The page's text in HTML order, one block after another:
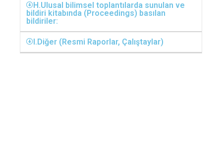
H.Ulusal bilimsel toplantılarda sunulan ve
bildiri kitabında (Proceedings) basılan
bildiriler:
I.Diğer (Resmi Raporlar, Çalıştaylar)